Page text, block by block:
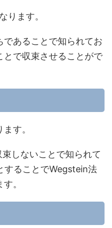
ります。
であることで知られてお
とで収束させることがで
す。
しないことで知られて
することでWegstein法
。